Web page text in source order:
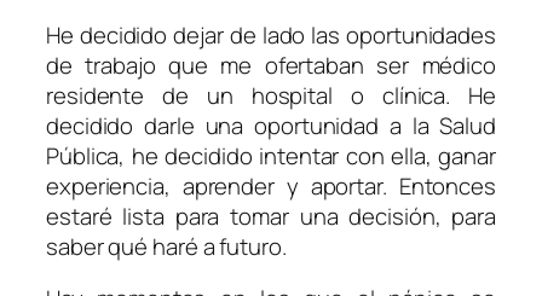
He decidido dejar de lado las oportunidades
de trabajo que me ofertaban ser médico
residente de un hospital o clínica. He
decidido darle una oportunidad a la Salud
Pública, he decidido intentar con ella, ganar
experiencia, aprender y aportar. Entonces
estaré lista para tomar una decisión, para
saber qué haré a futuro.